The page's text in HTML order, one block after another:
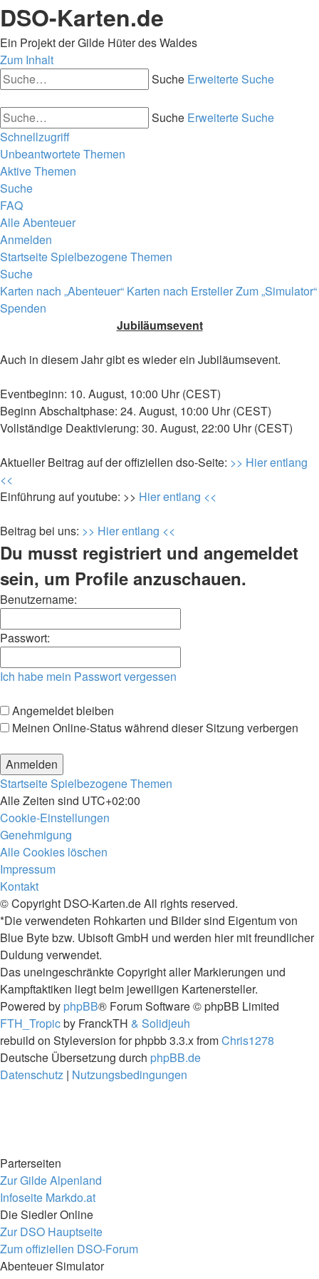
DSO-Karten.de
Ein Projekt der Gilde Hüter des Waldes
Zum Inhalt
Suche Erweiterte Suche
Suche Erweiterte Suche
Schnellzugriff
Unbeantwortete Themen
Aktive Themen
Suche
FAQ
Alle Abenteuer
Anmelden
StartseiteSpielbezogene Themen
Suche
Karten nach „Abenteuer“ Karten nach ErstellerZum „Simulator“
Spenden
Jubiläumsevent
Auch in diesem Jahr gibt es wieder ein Jubiläumsevent.
Eventbeginn: 10. August, 10:00 Uhr (CEST)
Beginn Abschaltphase: 24. August, 10:00 Uhr (CEST)
Vollständige Deaktivierung: 30. August, 22:00 Uhr (CEST)
Aktueller Beitrag auf der offiziellen dso-Seite: >> Hier entlang
<<
Einführung auf youtube: >> Hier entlang <<
Beitrag bei uns: >> Hier entlang <<
Du musst registriert und angemeldet
sein, um Profile anzuschauen.
Benutzername:
Passwort:
Ich habe mein Passwort vergessen
Angemeldet bleiben
Meinen Online-Status während dieser Sitzung verbergen
StartseiteSpielbezogene Themen
Alle Zeiten sind UTC+02:00
Cookie-Einstellungen
Genehmigung
Alle Cookies löschen
Impressum
Kontakt
© Copyright DSO-Karten.de All rights reserved.
*Die verwendeten Rohkarten und Bilder sind Eigentum von
Blue Byte bzw. Ubisoft GmbH und werden hier mit freundlicher
Duldung verwendet.
Das uneingeschränkte Copyright aller Markierungen und
Kampftaktiken liegt beim jeweiligen Kartenersteller.
Powered by phpBB® Forum Software © phpBB Limited
FTH_Tropicby FranckTH & Solidjeuh
rebuild on Styleversion for phpbb 3.3.x fromChris1278
Deutsche Übersetzung durch phpBB.de
Datenschutz | Nutzungsbedingungen
Parterseiten
Zur Gilde Alpenland
Infoseite Markdo.at
Die Siedler Online
Zur DSO Hauptseite
Zum offiziellen DSO-Forum
Abenteuer Simulator